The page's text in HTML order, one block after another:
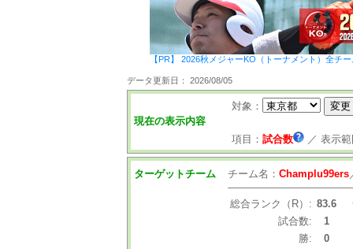
【PR】 2026秋メジャーKO（トーナメント）全チ
データ更新日： 2026/08/05
現在の表示内容
対象：
項目： 試合数 ／ 表示
ターゲットチーム チーム名： Champlu99ers
総合ランク（R）: 83.6
試合数:
1
勝:
0